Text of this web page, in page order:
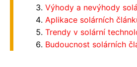
Výhody a nevýhody
Aplikace solárních
Trendy v solární
Budoucnost solárních